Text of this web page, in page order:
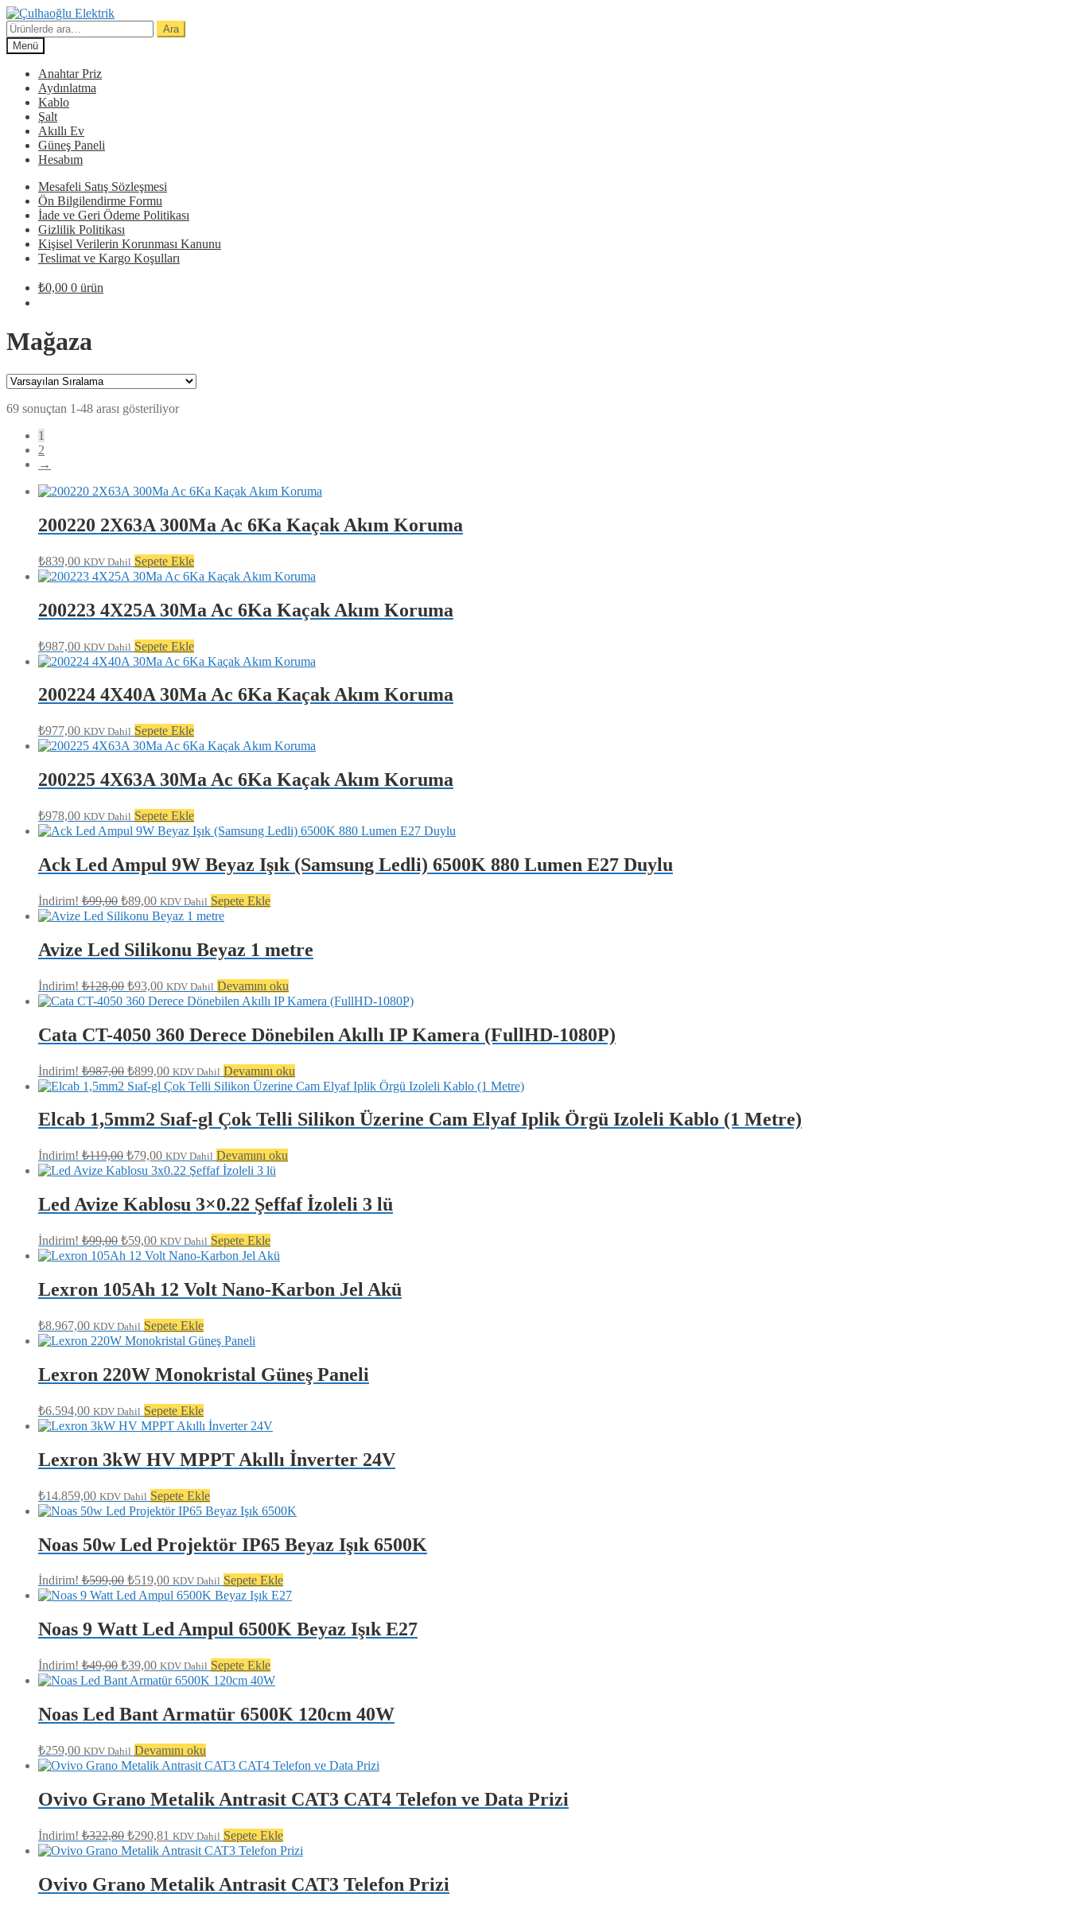
Dolaşıma
geç
İçeriğe
geç
Ara:
Ara
Menü
Anahtar Priz
Aydınlatma
Kablo
Şalt
Akıllı Ev
Güneş Paneli
Hesabım
Mesafeli Satış Sözleşmesi
Ön Bilgilendirme Formu
İade ve Geri Ödeme Politikası
Gizlilik Politikası
Kişisel Verilerin Korunması Kanunu
Teslimat ve Kargo Koşulları
₺0,00 0 ürün
Mağaza
69 sonuçtan 1-48 arası gösteriliyor
1
2
→
200220 2X63A 300Ma Ac 6Ka Kaçak Akım Koruma
₺839,00 KDV Dahil Sepete Ekle
200223 4X25A 30Ma Ac 6Ka Kaçak Akım Koruma
₺987,00 KDV Dahil Sepete Ekle
200224 4X40A 30Ma Ac 6Ka Kaçak Akım Koruma
₺977,00 KDV Dahil Sepete Ekle
200225 4X63A 30Ma Ac 6Ka Kaçak Akım Koruma
₺978,00 KDV Dahil Sepete Ekle
Ack Led Ampul 9W Beyaz Işık (Samsung Ledli) 6500K 880 Lumen E27 Duylu
İndirim! ₺99,00 Orijinal
fiyat:
₺89,00Şu
andaki
fiyat:
KDV Dahil Sepete Ekle
Avize Led Silikonu Beyaz 1 metre
İndirim! ₺128,00 Orijinal
fiyat:
₺93,00Şu
andaki
fiyat:
₺93,00.
KDV Dahil Devamını oku
Cata CT-4050 360 Derece Dönebilen Akıllı IP Kamera (FullHD-1080P)
İndirim! ₺987,00 Orijinal
fiyat:
₺899,00Şu
andaki
fiyat:
₺899,00.
KDV Dahil Devamını oku
Elcab 1,5mm2 Sıaf-gl Çok Telli Silikon Üzerine Cam Elyaf Iplik Örgü Izoleli Kablo (1 Metre)
İndirim! ₺119,00 Orijinal
fiyat:
₺79,00Şu
andaki
fiyat:
₺79,00.
KDV Dahil Devamını oku
Led Avize Kablosu 3×0.22 Şeffaf İzoleli 3 lü
İndirim! ₺99,00 Orijinal
fiyat:
₺59,00Şu
andaki
fiyat:
₺59,00.
KDV Dahil Sepete Ekle
Lexron 105Ah 12 Volt Nano-Karbon Jel Akü
₺8.967,00 KDV Dahil Sepete Ekle
Lexron 220W Monokristal Güneş Paneli
₺6.594,00 KDV Dahil Sepete Ekle
Lexron 3kW HV MPPT Akıllı İnverter 24V
₺14.859,00 KDV Dahil Sepete Ekle
Noas 50w Led Projektör IP65 Beyaz Işık 6500K
İndirim! ₺599,00 Orijinal
fiyat:
₺519,00Şu
andaki
fiyat:
₺519,00.
KDV Dahil Sepete Ekle
Noas 9 Watt Led Ampul 6500K Beyaz Işık E27
İndirim! ₺49,00 Orijinal
fiyat:
₺39,00Şu
andaki
fiyat:
₺39,00.
KDV Dahil Sepete Ekle
Noas Led Bant Armatür 6500K 120cm 40W
₺259,00 KDV Dahil Devamını oku
Ovivo Grano Metalik Antrasit CAT3 CAT4 Telefon ve Data Prizi
İndirim! ₺322,80 Orijinal
fiyat:
₺290,81 Şu
andaki
fiyat:
₺290,81.
KDV Dahil Sepete Ekle
Ovivo Grano Metalik Antrasit CAT3 Telefon Prizi